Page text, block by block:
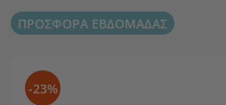
ΠΡΟΣΦΟΡΑ ΕΒΔΟΜΑΔΑΣ
-23%